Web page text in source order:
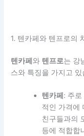
1. 텐카페와 텐프로의
텐카페 와 텐프로는 강
스와 특징을 가지고 있
텐카페 : 주
적인 가격에
친구들과의
등에 적합합